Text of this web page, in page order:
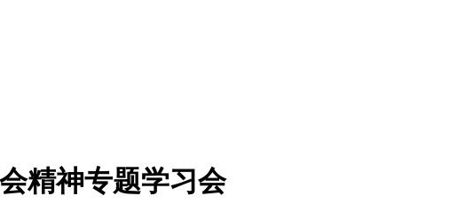
精神专题学习会